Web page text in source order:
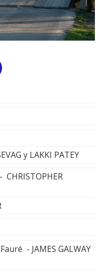
y LAKKI PATEY
- JAMES GALWAY